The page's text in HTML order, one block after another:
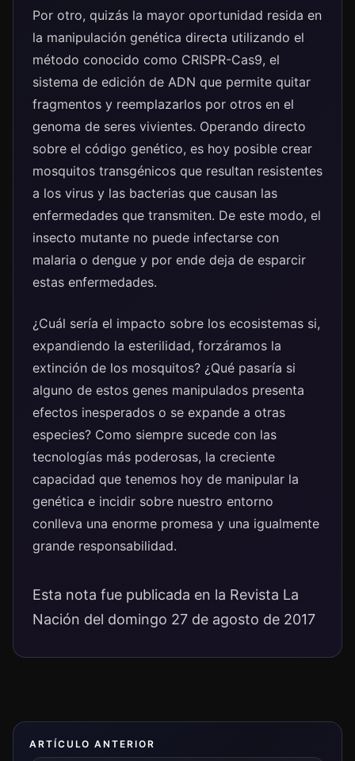
Por otro, quizás la mayor oportunidad resida en
la manipulación genética directa utilizando el
método conocido como CRISPR-Cas9, el
sistema de edición de ADN que permite quitar
fragmentos y reemplazarlos por otros en el
genoma de seres vivientes. Operando directo
sobre el código genético, es hoy posible crear
mosquitos transgénicos que resultan resistentes
a los virus y las bacterias que causan las
enfermedades que transmiten. De este modo, el
insecto mutante no puede infectarse con
malaria o dengue y por ende deja de esparcir
estas enfermedades.
¿Cuál sería el impacto sobre los ecosistemas si,
expandiendo la esterilidad, forzáramos la
extinción de los mosquitos? ¿Qué pasaría si
alguno de estos genes manipulados presenta
efectos inesperados o se expande a otras
especies? Como siempre sucede con las
tecnologías más poderosas, la creciente
capacidad que tenemos hoy de manipular la
genética e incidir sobre nuestro entorno
conlleva una enorme promesa y una igualmente
grande responsabilidad.
Esta nota fue publicada en la Revista La
Nación del domingo 27 de agosto de 2017
ARTÍCULO ANTERIOR